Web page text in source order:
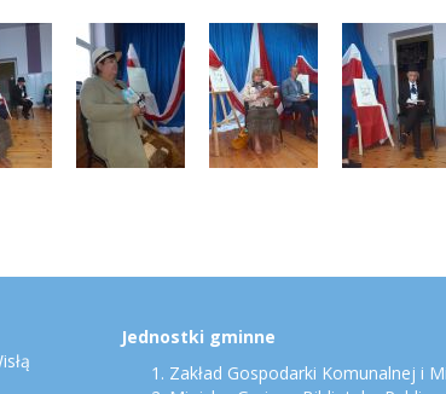
Jednostki gminne
Zakład Gospodarki Komunalnej i